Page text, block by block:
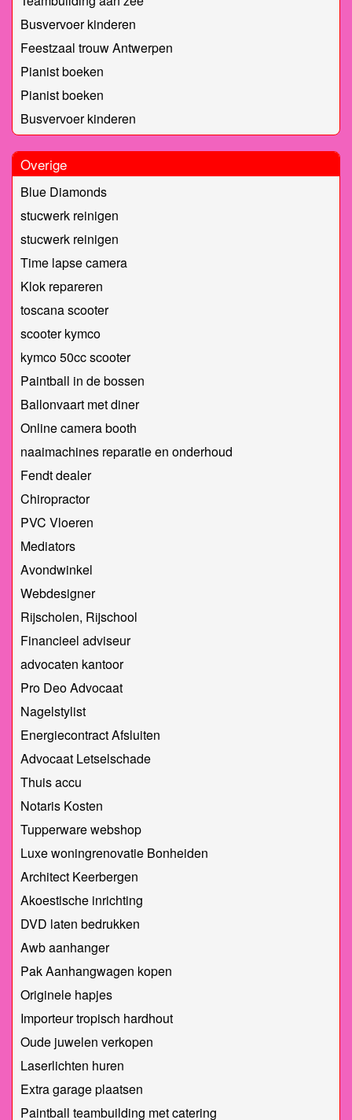
Busvervoer kinderen
Feestzaal trouw Antwerpen
Pianist boeken
Pianist boeken
Busvervoer kinderen
Overige
Blue Diamonds
stucwerk reinigen
stucwerk reinigen
Time lapse camera
Klok repareren
toscana scooter
scooter kymco
kymco 50cc scooter
Paintball in de bossen
Ballonvaart met diner
Online camera booth
naaimachines reparatie en onderhoud
Fendt dealer
Chiropractor
PVC Vloeren
Mediators
Avondwinkel
Webdesigner
Rijscholen, Rijschool
Financieel adviseur
advocaten kantoor
Pro Deo Advocaat
Nagelstylist
Energiecontract Afsluiten
Advocaat Letselschade
Thuis accu
Notaris Kosten
Tupperware webshop
Luxe woningrenovatie Bonheiden
Architect Keerbergen
Akoestische inrichting
DVD laten bedrukken
Awb aanhanger
Pak Aanhangwagen kopen
Originele hapjes
Importeur tropisch hardhout
Oude juwelen verkopen
Laserlichten huren
Extra garage plaatsen
Paintball teambuilding met catering